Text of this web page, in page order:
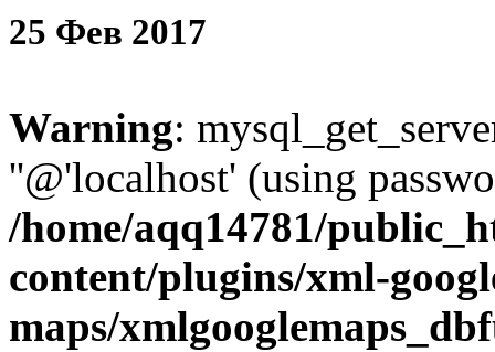
25 Фев 2017
Warning:
''@'localhost' (using
/home/aqq14781/
content/plugins/xml-
maps/